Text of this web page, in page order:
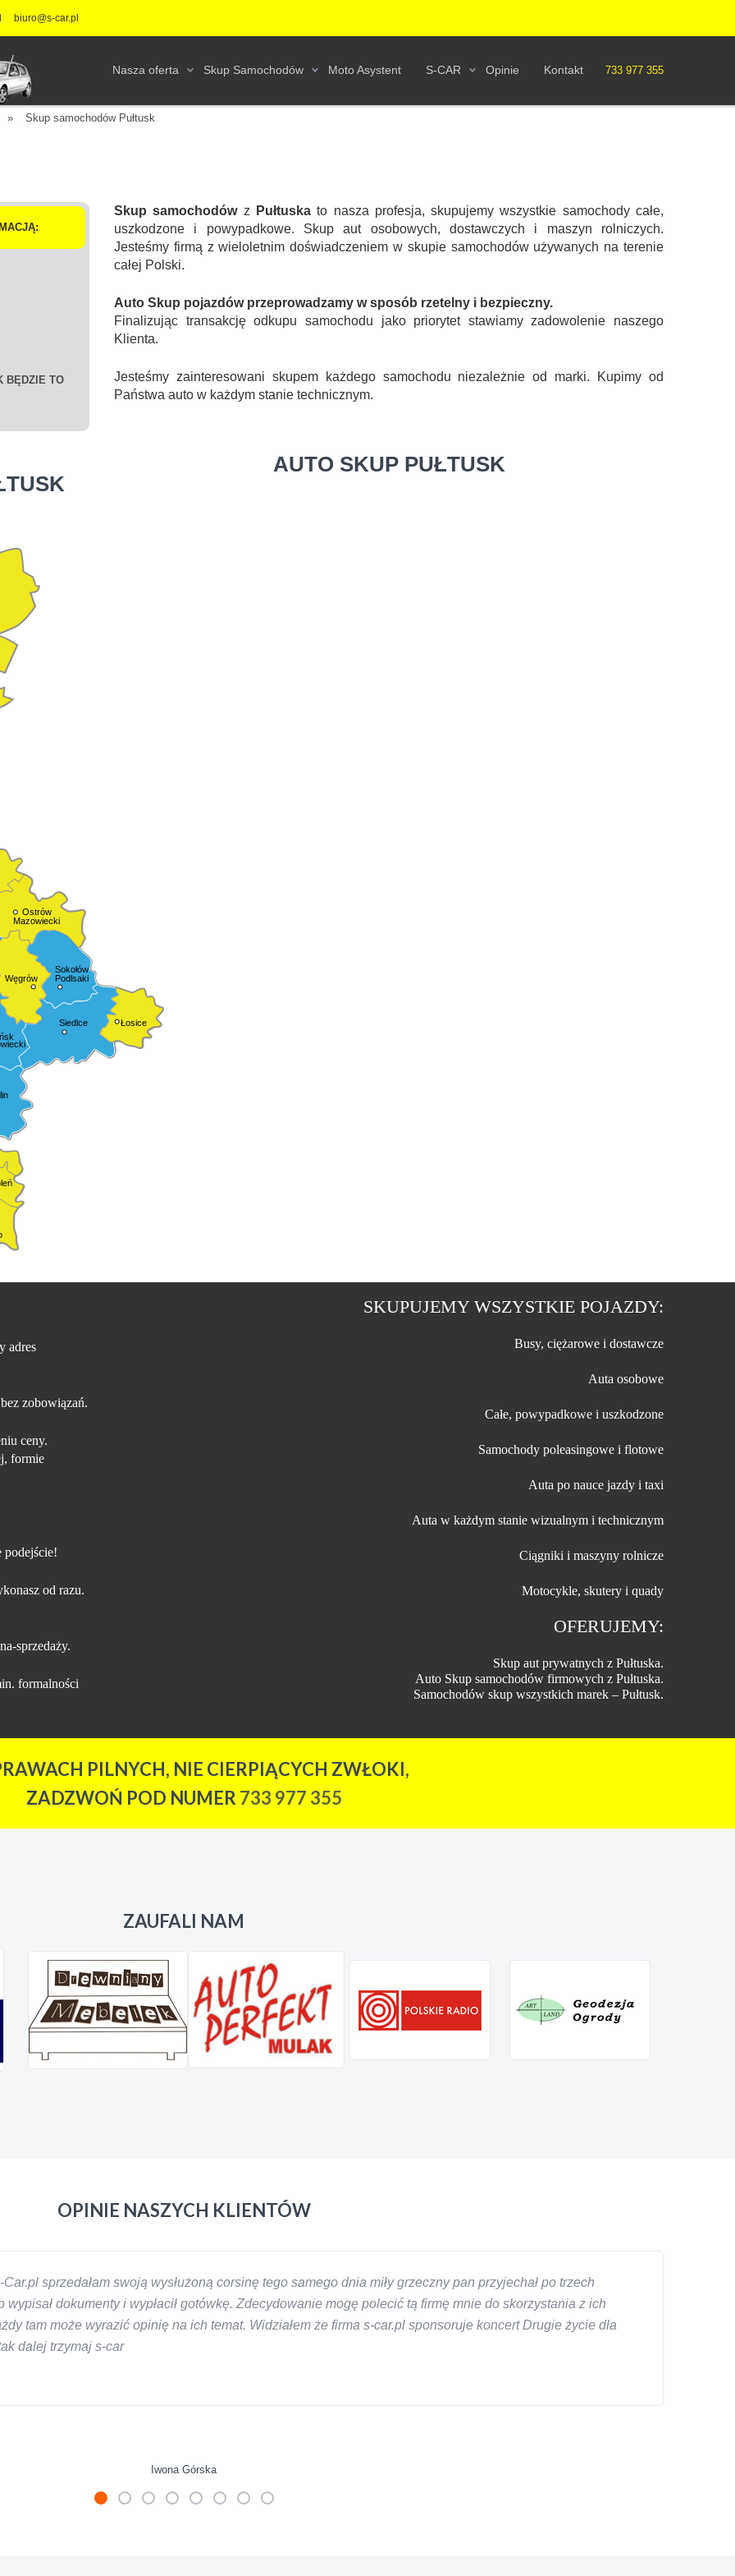
biuro@s-car.pl
733 977 355
Nasza oferta Skup Samochodów Moto Asystent S-CAR Opinie Kontakt
» Skup samochodów Pułtusk
BĘDZIE TO
Siedlce
Sokołów
Podlsaki
Ostrów
Mazowiecki
Węgrów
Łosice
Skup samochodówz Pułtuskato nasza profesja, skupujemy wszystkie samochody całe,
uszkodzone i powypadkowe. Skup aut osobowych, dostawczych i maszyn rolniczych.
Jesteśmy firmą z wieloletnim doświadczeniem w skupie samochodów używanych na terenie
całej Polski.
Auto Skup pojazdów przeprowadzamy w sposób rzetelny i bezpieczny.
Finalizując transakcję odkupu samochodu jako priorytet stawiamy zadowolenie naszego
Klienta.
Jesteśmy zainteresowani skupem każdego samochodu niezależnie od marki. Kupimy od
Państwa auto w każdym stanie technicznym.
AUTO SKUP PUŁTUSK
adres
zobowiązań.
ceny.
formie
podejście!
od razu.
sprzedaży.
formalności
SKUPUJEMY WSZYSTKIE POJAZDY:
Busy, ciężarowe i dostawcze
Auta osobowe
Całe, powypadkowe i uszkodzone
Samochody poleasingowe i flotowe
Auta po nauce jazdy i taxi
Auta w każdym stanie wizualnym i technicznym
Ciągniki i maszyny rolnicze
Motocykle, skutery i quady
OFERUJEMY:
Skup aut prywatnych z Pułtuska.
Auto Skup samochodów firmowych z Pułtuska.
Samochodów skup wszystkich marek – Pułtusk.
PILNYCH, NIE CIERPIĄCYCH ZWŁOKI,
ZADZWOŃ POD NUMER 733 977 355
ZAUFALI NAM
OPINIE NASZYCH KLIENTÓW
sprzedałam swoją wysłużoną corsinę tego samego dnia miły grzeczny pan przyjechał po trzech
dokumenty i wypłacił gotówkę. Zdecydowanie mogę polecić tą firmę mnie do skorzystania z ich
tam może wyrazić opinię na ich temat. Widziałem że firma s-car.pl sponsoruje koncert Drugie życie dla
dalej trzymaj s-car
Iwona Górska